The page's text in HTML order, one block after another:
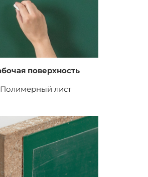
поверхность
Полимерный лист